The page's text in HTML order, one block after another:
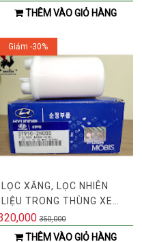
XE
300G
THÊM VÀO GIỎ HÀNG
Giảm -30%
LỌC XĂNG, LỌC NHIÊN
LIỆU TRONG THÙNG XE
FORTE, CERATO, I30,
AVANTE, CARENS,
350,000
THÊM VÀO GIỎ HÀNG